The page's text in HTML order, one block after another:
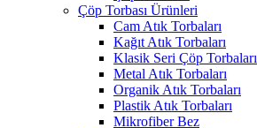
Çöp Torbası Ürünleri
Cam Atık Torbaları
Kağıt Atık Torbaları
Klasik Seri Çöp Torbaları
Metal Atık Torbaları
Organik Atık Torbaları
Plastik Atık Torbaları
Mikrofiber Bez